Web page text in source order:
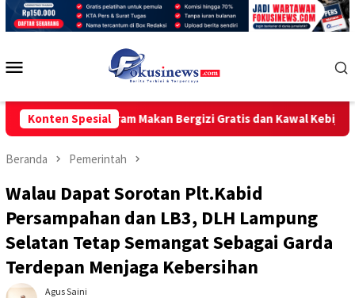
Loncat
Konten Spesial
Program Makan Bergizi Gratis dan Kawal Kebijakan Pemerintah
Beranda Pemerintah
Walau Dapat Sorotan Plt.Kabid
Persampahan dan LB3, DLH Lampung
Selatan Tetap Semangat Sebagai Garda
Terdepan Menjaga Kebersihan
Agus Saini